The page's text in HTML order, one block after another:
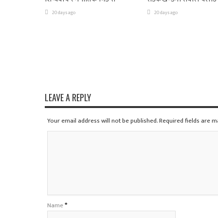
20 days ago 20 days ago
LEAVE A REPLY
Your email address will not be published. Required fields are
Name*